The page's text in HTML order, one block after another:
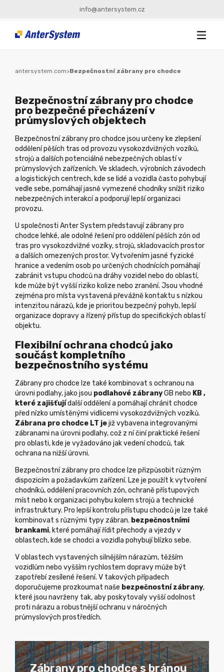
info@antersystem.cz
antersystem.com>Bezpečnostní zábrany pro chodce
Bezpečnostní zábrany pro chodce
pro bezpečné přecházení v
průmyslových objektech
Bezpečnostní zábrany pro chodce jsou určeny ke zlepšení
oddělení pěších tras od provozu vysokozdvižných vozíků,
strojů a dalších potenciálně nebezpečných oblastí v
průmyslových zařízeních. Ve skladech, výrobních závodech
a logistických centrech, kde se lidé a vozidla často pohybují
vedle sebe, pomáhají jasně vymezené chodníky snížit riziko
nebezpečných interakcí a podporují lepší organizaci
provozu.
U společnosti Anter System představují zábrany pro
chodce lehké, ale odolné řešení pro oddělení pěších zón od
tras pro vysokozdvižné vozíky, strojů, skladovacích prostor
a dalších omezených prostor. Vytvořením jasné fyzické
hranice a vedením osob po určených chodnících pomáhají
zabránit vstupu chodců na dráhy vozidel nebo do oblastí,
kde může být vyšší riziko kolize nebo zranění. Jsou vhodné
zejména pro místa vystavená převážně kontaktu s nízkou
intenzitou nárazů, kde je prioritou bezpečný pohyb, lepší
organizace dopravy a řízený přístup do specifických oblastí
objektu.
Flexibilní ochrana chodců jako
součást kompletního
bezpečnostního systému
Zábrany pro chodce lze také kombinovat s ochranou na
úrovni podlahy, jako jsou podlahové zábranyGB nebo KB ,
které zajišťujídalší oddělení a pomáhají chránit chodce
před nízko umístěnými vidlicemi vysokozdvižných vozíků.
Zábrana pro chodce LT jejiž vybavena integrovanými
zábranami na úrovni podlahy, což z ní činí praktické řešení
pro oblasti, kde je vyžadováno jak vedení chodců, tak
ochrana na nižší úrovni.
Bezpečnostní zábrany pro chodce lze přizpůsobit různým
dispozicím a požadavkům zařízení. Lze je použít k vytvoření
chodníků, oddělení pracovních zón, ochraně přístupových
míst nebo k organizaci pohybu kolem strojů a technické
infrastruktury. Pro lepší kontrolu přístupu chodců je lze také
kombinovat s různými typy zábran. bezpečnostními
brankami, které pomáhají řídit přechody a vjezdy v
oblastech, kde se chodci a vozidla pohybují blízko sebe.
V oblastech vystavených silnějším nárazům, těžším
vozidlům nebo vyšším rychlostem dopravy může být
zapotřebí zesílené řešení. V takových případech
doporučujeme prozkoumat naše bezpečnostní zábrany,
které jsou navrženy tak, aby poskytovaly vyšší odolnost
proti nárazu a robustnější ochranu v náročných
průmyslových prostředích.
Zábrany pro chodce s bránou
Zábrany pro chodce s bránou